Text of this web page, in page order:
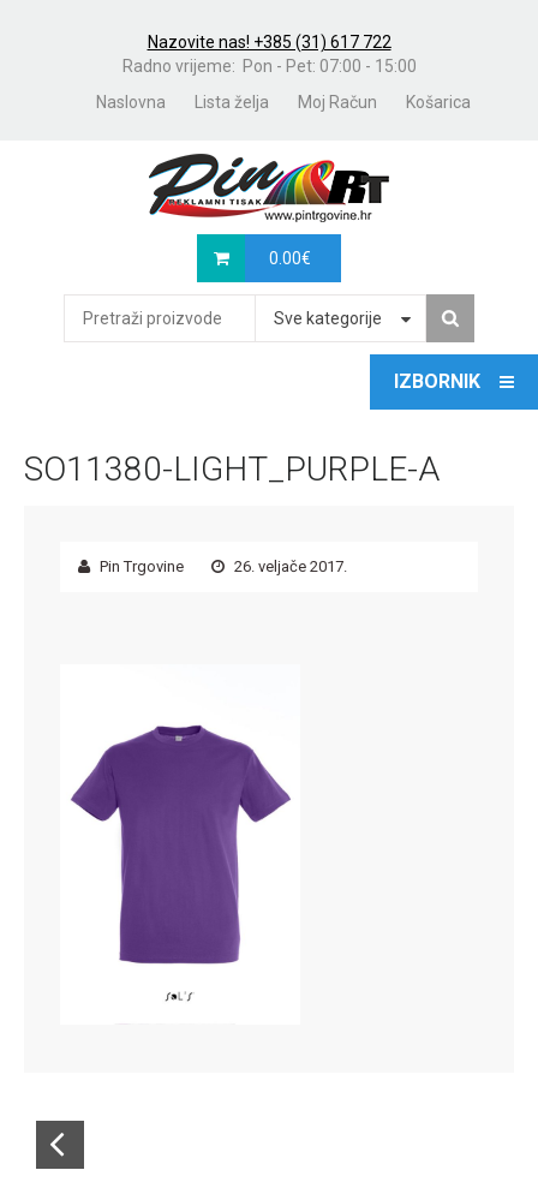
Nazovite nas! +385 (31) 617 722
Radno vrijeme: Pon - Pet: 07:00 - 15:00
Naslovna
Lista želja Moj Račun Košarica
0.00€
Sve kategorije
SO11380-LIGHT_PURPLE-A
Pin Trgovine 26. veljače 2017.